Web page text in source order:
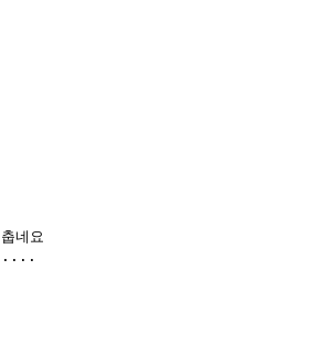
네요